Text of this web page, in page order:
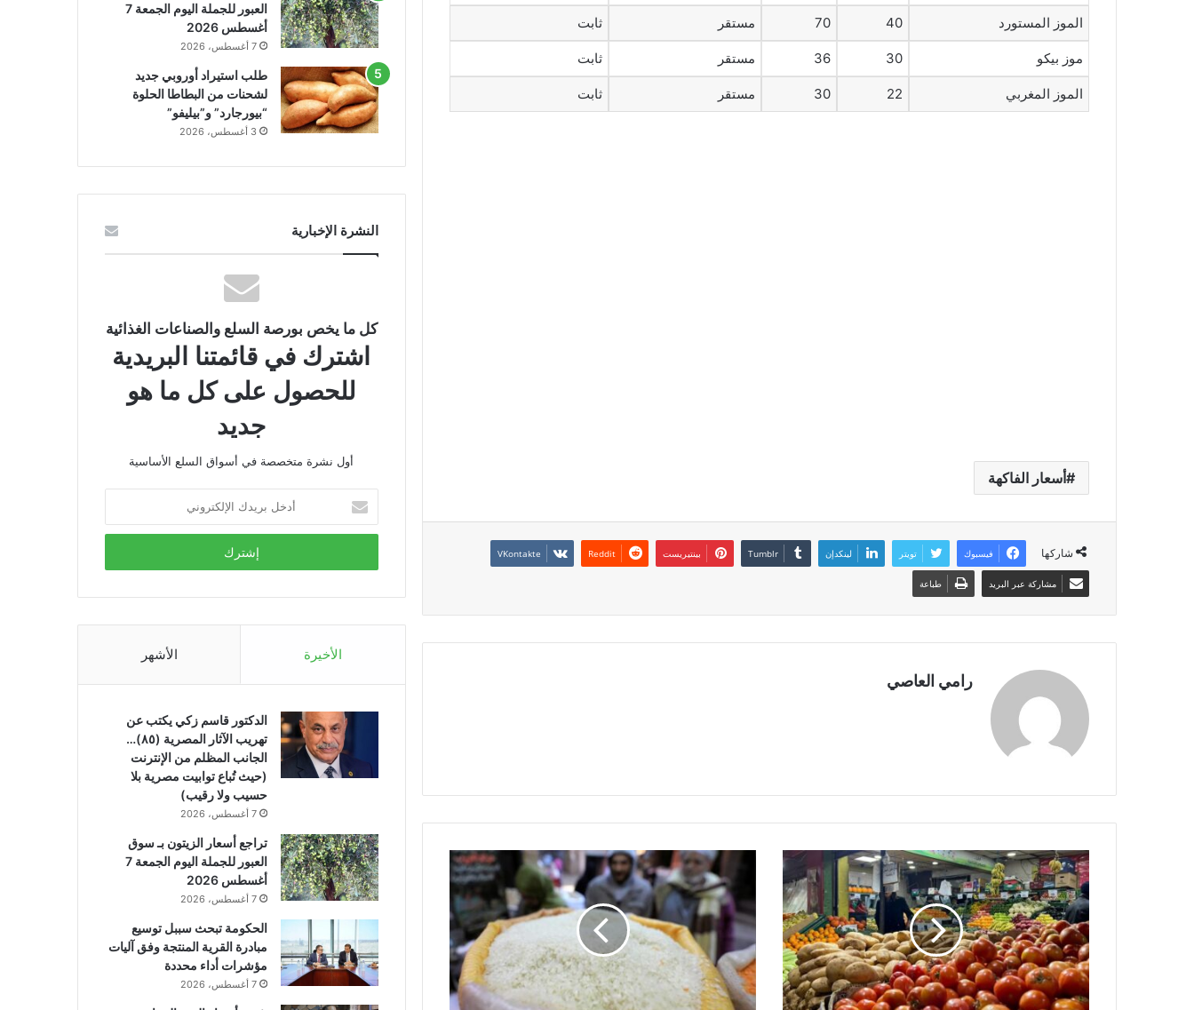
الموز المستورد 40
70 مستقر ثابت
موز بيكو 30
36 مستقر ثابت
الموز المغربي 22
30 مستقر ثابت
أسعار الفاكهة
شاركها فيسبوك تويتر لينكدإن بينتيريست
مشاركة عبر البريد طباعة
رامي العاصي
العبور للجملة اليوم الجمعة 7
أغسطس 2026
7 أغسطس، 2026
طلب استيراد أوروبي جديد
لشحنات من البطاطا الحلوة
“بيورجارد” و”بيليفو”
3 أغسطس، 2026
النشرة الإخبارية
كل ما يخص بورصة السلع والصناعات الغذائية
اشترك في قائمتنا البريدية
للحصول على كل ما هو
جديد
أول نشرة متخصصة في أسواق السلع الأساسية
بريدك
الإلكتروني
الأخيرة الأشهر
الدكتور قاسم زكي يكتب عن
تهريب الآثار المصرية (٨٥)…
الجانب المظلم من الإنترنت
(حيث تُباع توابيت مصرية بلا
حسيب ولا رقيب)
7 أغسطس، 2026
تراجع أسعار الزيتون بـ سوق
العبور للجملة اليوم الجمعة 7
أغسطس 2026
7 أغسطس، 2026
الحكومة تبحث سببل توسيع
مبادرة القرية المنتجة وفق آليات
مؤشرات أداء محددة
7 أغسطس، 2026